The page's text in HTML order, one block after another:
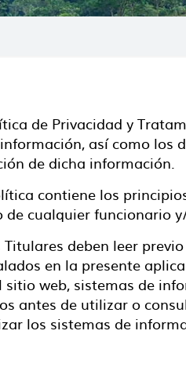
de Privacidad y
así como los
de dicha información.
contiene los
de cualquier funcionario
deben leer
en la presente
sitio web, sistemas de
antes de utilizar o
los sistemas de